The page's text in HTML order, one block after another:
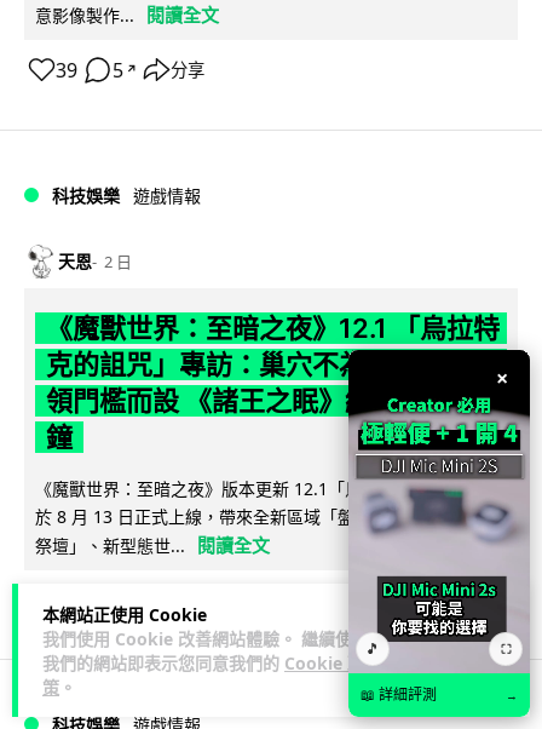
本網站正使用 Cookie
我們使用 Cookie 改善網站體驗。 繼續使用
我們的網站即表示您同意我們的 Cookie 政
策 。
意影像製作...
閱讀全文
39 5 ↗ 分享
科技娛樂 遊戲情報
天恩 2 日
《魔獸世界：至暗之夜》12.1 「烏拉特
克的詛咒」專訪：巢穴不為提高世界首
領門檻而設 《諸王之眠》縮短約 10 分
鐘
《魔獸世界：至暗之夜》版本更新 12.1「烏拉特克的詛咒」將
於 8 月 13 日正式上線，帶來全新區域「盤蛇島」、地城「毒牙
祭壇」、新型態世...
閱讀全文
116
科技娛樂 遊戲情報
×
🎵 ⛶
📖 詳細評測 →